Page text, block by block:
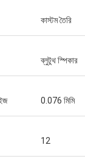
কাস্টম তৈরি
ব্লুটুথ স্পিকার
0.076 মিমি
12